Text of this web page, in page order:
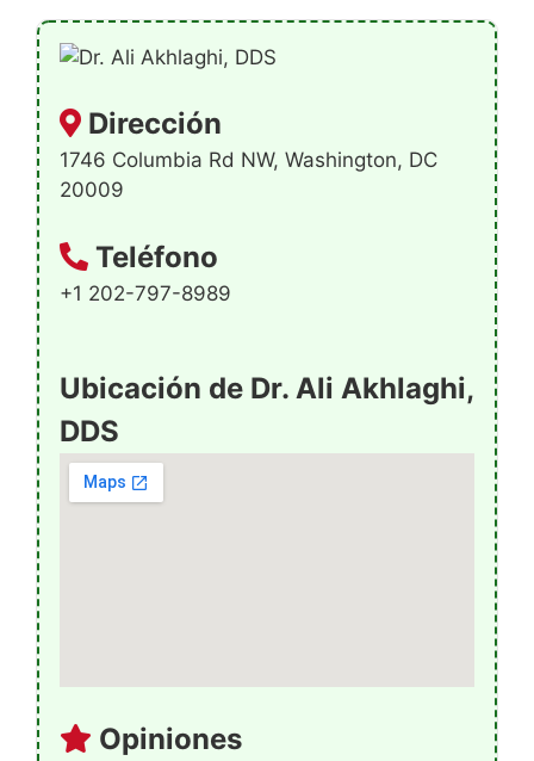
Dirección
1746 Columbia Rd NW, Washington, DC
20009
Teléfono
+1 202-797-8989
Ubicación de Dr. Ali Akhlaghi,
DDS
Opiniones